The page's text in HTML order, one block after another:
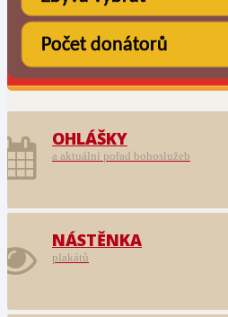
OHLÁŠKY
a aktuální pořad bohoslužeb
NÁSTĚNKA
plakátů